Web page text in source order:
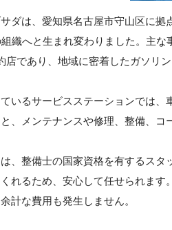
ダは、愛知県名古屋市守山区に
織へと生まれ変わりました。主な
店であり、地域に密着したガソリ
いるサービスステーションでは
、メンテナンスや修理、整備、コ
、整備士の国家資格を有するス
れるため、安心して任せられま
計な費用も発生しません。